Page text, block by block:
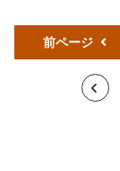
前ページ
<